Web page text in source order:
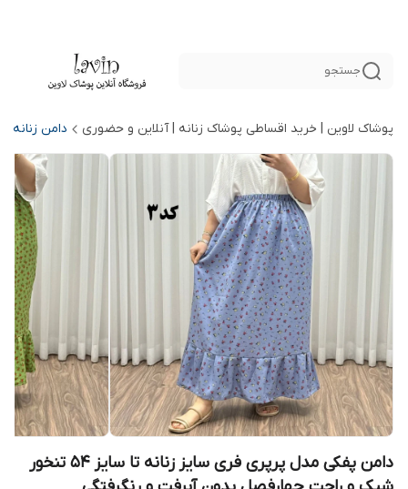
جستجو
پوشاک لاوین | خرید اقساطی پوشاک زنانه | آنلاین و حضوری دامن زنانه
دامن پفکی مدل پرپری فری سایز زنانه تا سایز 54 تنخور